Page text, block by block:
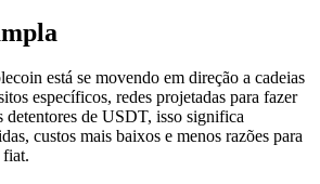
está se movendo em direção a cadeias
específicos, redes projetadas para fazer
detentores de USDT, isso significa
custos mais baixos e menos razões para
fiat.